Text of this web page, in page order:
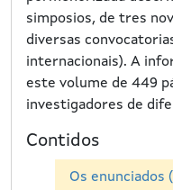
simposios, de tres
diversas
internacionais). A
este volume de 449
investigadores de
Contidos
Os enunciados